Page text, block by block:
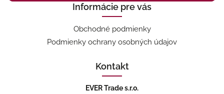
Informácie pre vás
Obchodné podmienky
Podmienky ochrany osobných údajov
Kontakt
EVER Trade s.r.o.